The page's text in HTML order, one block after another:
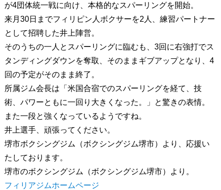
が4団体統一戦に向け、本格的なスパーリングを開始。
来月30日までフィリピン人ボクサーを2人、練習パートナー
として招聘した井上陣営。
そのうちの一人とスパーリングに臨むも、3回に右強打でス
タンディングダウンを奪取、そのままギブアップとなり、4
回の予定がそのまま終了。
所属ジム会長は「米国合宿でのスパーリングを経て、技
術、パワーともに一回り大きくなった。」と驚きの表情。
また一段と強くなっているようですね。
井上選手、頑張ってください。
堺市ボクシングジム（ボクシングジム堺市）より、応援い
たしております。
堺市のボクシングジム（ボクシングジム堺市）より。
フィリアジムホームページ